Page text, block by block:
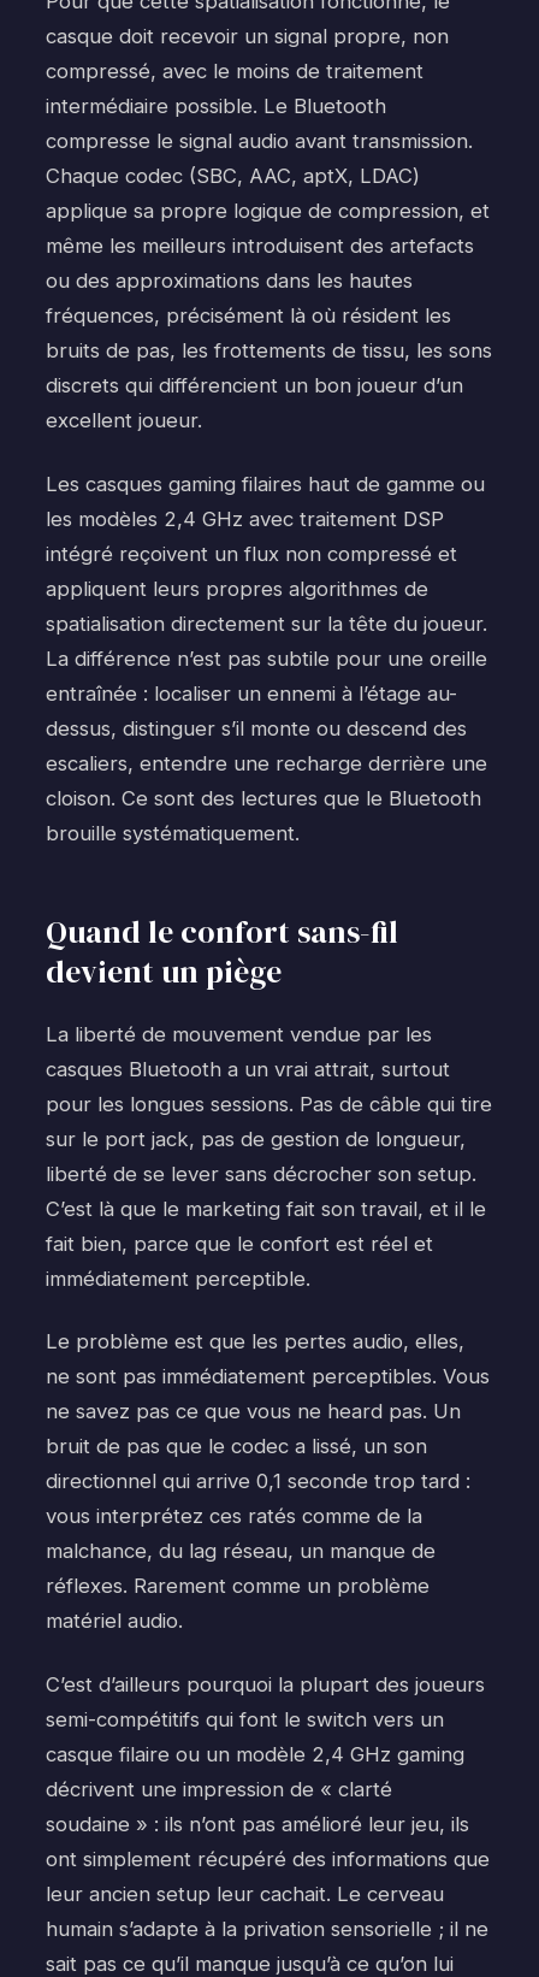
casque doit recevoir un signal propre, non
compressé, avec le moins de traitement
intermédiaire possible. Le Bluetooth
compresse le signal audio avant transmission.
Chaque codec (SBC, AAC, aptX, LDAC)
applique sa propre logique de compression, et
même les meilleurs introduisent des artefacts
ou des approximations dans les hautes
fréquences, précisément là où résident les
bruits de pas, les frottements de tissu, les sons
discrets qui différencient un bon joueur d’un
excellent joueur.
Les casques gaming filaires haut de gamme ou
les modèles 2,4 GHz avec traitement DSP
intégré reçoivent un flux non compressé et
appliquent leurs propres algorithmes de
spatialisation directement sur la tête du joueur.
La différence n’est pas subtile pour une oreille
entraînée : localiser un ennemi à l’étage au-
dessus, distinguer s’il monte ou descend des
escaliers, entendre une recharge derrière une
cloison. Ce sont des lectures que le Bluetooth
brouille systématiquement.
Quand le confort sans-fil
devient un piège
La liberté de mouvement vendue par les
casques Bluetooth a un vrai attrait, surtout
pour les longues sessions. Pas de câble qui tire
sur le port jack, pas de gestion de longueur,
liberté de se lever sans décrocher son setup.
C’est là que le marketing fait son travail, et il le
fait bien, parce que le confort est réel et
immédiatement perceptible.
Le problème est que les pertes audio, elles,
ne sont pas immédiatement perceptibles. Vous
ne savez pas ce que vous ne heard pas. Un
bruit de pas que le codec a lissé, un son
directionnel qui arrive 0,1 seconde trop tard :
vous interprétez ces ratés comme de la
malchance, du lag réseau, un manque de
réflexes. Rarement comme un problème
matériel audio.
C’est d’ailleurs pourquoi la plupart des joueurs
semi-compétitifs qui font le switch vers un
casque filaire ou un modèle 2,4 GHz gaming
décrivent une impression de « clarté
soudaine » : ils n’ont pas amélioré leur jeu, ils
ont simplement récupéré des informations que
leur ancien setup leur cachait. Le cerveau
humain s’adapte à la privation sensorielle ; il ne
sait pas ce qu’il manque jusqu’à ce qu’on lui